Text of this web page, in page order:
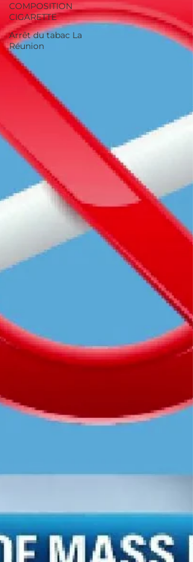
COMPOSITION
CIGARETTE
Arrêt du tabac La
Réunion